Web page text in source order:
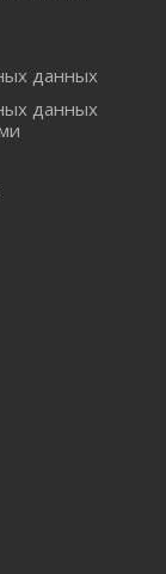
данных
данных